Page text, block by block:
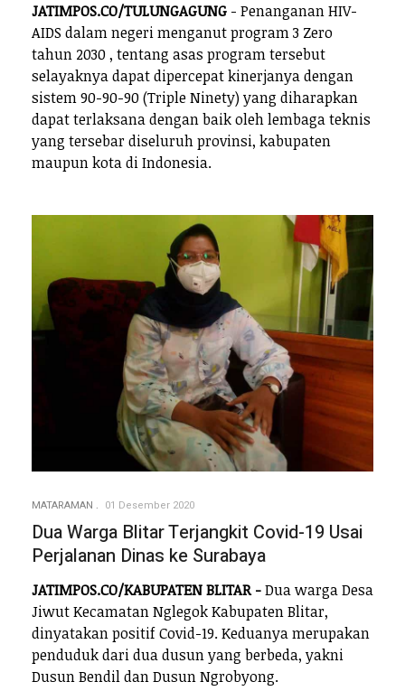
JATIMPOS.CO/TULUNGAGUNG - Penanganan HIV-
AIDS dalam negeri menganut program 3 Zero
tahun 2030 , tentang asas program tersebut
selayaknya dapat dipercepat kinerjanya dengan
sistem 90-90-90 (Triple Ninety) yang diharapkan
dapat terlaksana dengan baik oleh lembaga teknis
yang tersebar diseluruh provinsi, kabupaten
maupun kota di Indonesia.
MATARAMAN 01 Desember 2020
Dua Warga Blitar Terjangkit Covid-19 Usai
Perjalanan Dinas ke Surabaya
JATIMPOS.CO/KABUPATEN BLITAR -Dua warga Desa
Jiwut Kecamatan Nglegok Kabupaten Blitar,
dinyatakan positif Covid-19. Keduanya merupakan
penduduk dari dua dusun yang berbeda, yakni
Dusun Bendil dan Dusun Ngrobyong.